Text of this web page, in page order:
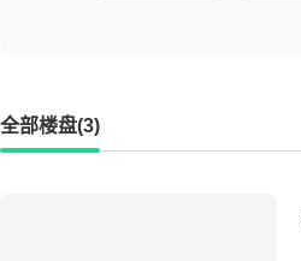
全部楼盘(3)